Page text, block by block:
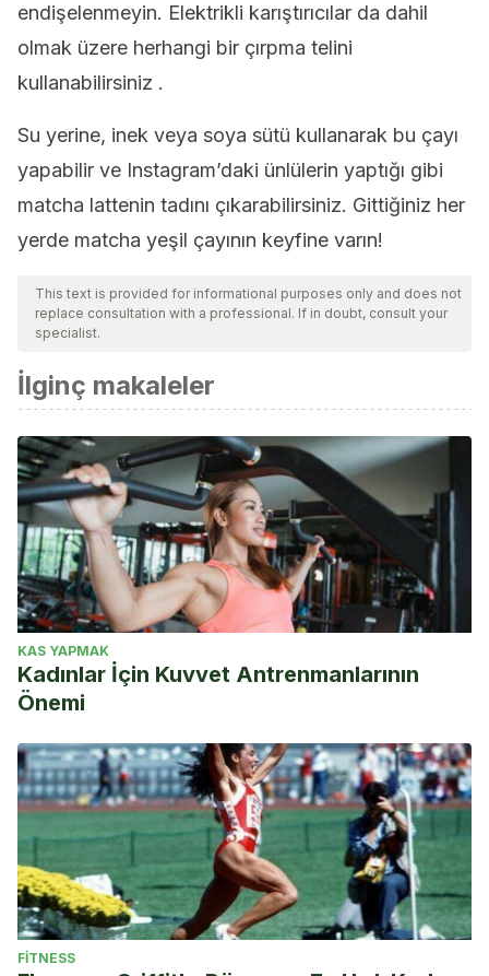
endişelenmeyin. Elektrikli karıştırıcılar da dahil
olmak üzere herhangi bir çırpma telini
kullanabilirsiniz .
Su yerine, inek veya soya sütü kullanarak bu çayı
yapabilir ve Instagram’daki ünlülerin yaptığı gibi
matcha lattenin tadını çıkarabilirsiniz. Gittiğiniz her
yerde matcha yeşil çayının keyfine varın!
This text is provided for informational purposes only and does not
replace consultation with a professional. If in doubt, consult your
specialist.
İlginç makaleler
KAS YAPMAK
Kadınlar İçin Kuvvet Antrenmanlarının
Önemi
FITNESS